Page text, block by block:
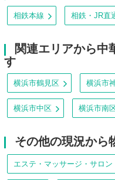
相鉄本線 相鉄・JR直
関連エリアから中
す
横浜市鶴見区 横浜市
横浜市中区 横浜市南
その他の現況から
エステ・マッサージ・サロン